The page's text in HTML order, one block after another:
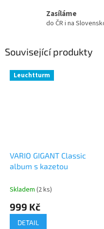
Zasíláme
do ČR i na
Související produkty
Leuchtturm
VARIO GIGANT Classic
album s kazetou
Skladem (2 ks)
999 Kč
DETAIL